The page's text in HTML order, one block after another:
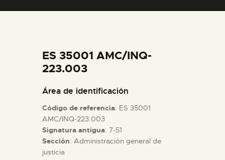
COLECCIONES
ESPAÑOL
PREPARAR LA VISITA
ES 35001 AMC/INQ-
223.003
Área de identificación
Código de referencia: ES 35001
AMC/INQ-223.003
Signatura antigua: 7-51
Sección: Administración general de
justicia